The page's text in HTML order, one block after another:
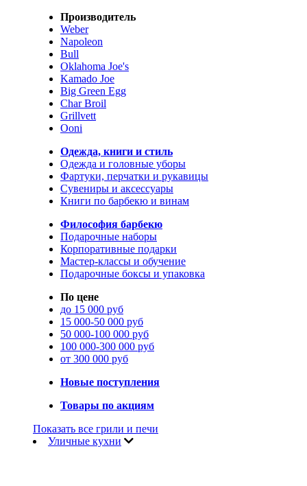
Производитель
Weber
Napoleon
Bull
Oklahoma Joe's
Kamado Joe
Big Green Egg
Char Broil
Grillvett
Ooni
Одежда, книги и стиль
Одежда и головные уборы
Фартуки, перчатки и рукавицы
Сувениры и аксессуары
Книги по барбекю и винам
Философия барбекю
Подарочные наборы
Корпоративные подарки
Мастер-классы и обучение
Подарочные боксы и упаковка
По цене
до 15 000 руб
15 000-50 000 руб
50 000-100 000 руб
100 000-300 000 руб
от 300 000 руб
Новые поступления
Товары по акциям
Показать все грили и печи
Уличные кухни